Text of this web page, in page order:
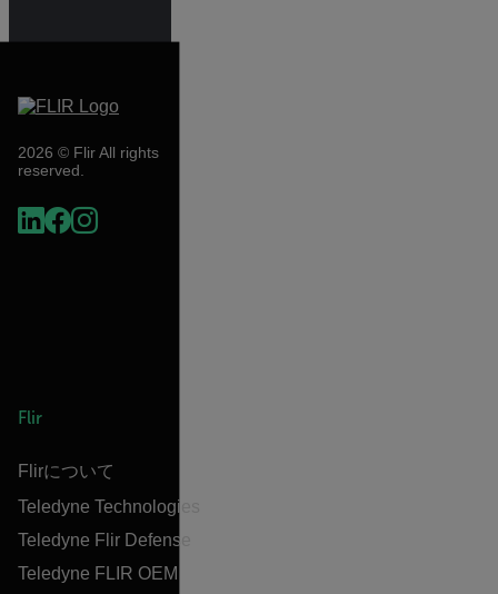
2026 © Flir All rights
reserved.
Flir
Flirについて
Teledyne Technologies
Teledyne Flir Defense
Teledyne FLIR OEM